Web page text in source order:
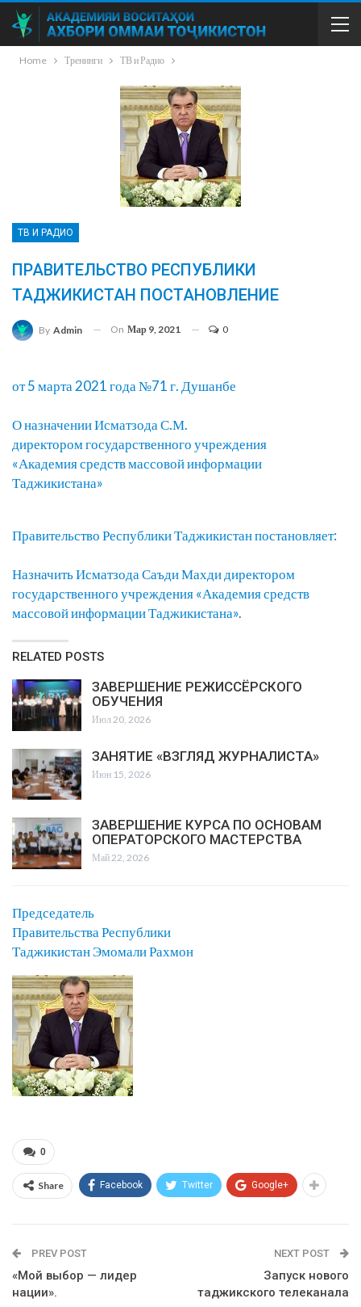
Home Тренинги ТВ и Радио
ТВ И РАДИО
ПРАВИТЕЛЬСТВО РЕСПУБЛИКИ
ТАДЖИКИСТАН ПОСТАНОВЛЕНИЕ
By Admin On Мар 9, 2021 0
от 5 марта 2021 года №71 г. Душанбе
О назначении Исматзода С.М.
директором государственного учреждения
«Академия средств массовой информации
Таджикистана»
Правительство Республики Таджикистан постановляет:
Назначить Исматзода Саъди Махди директором
государственного учреждения «Академия средств
массовой информации Таджикистана».
RELATED POSTS
ЗАВЕРШЕНИЕ РЕЖИССЁРСКОГО
ОБУЧЕНИЯ
Июл 20, 2026
ЗАНЯТИЕ «ВЗГЛЯД ЖУРНАЛИСТА»
Июн 15, 2026
ЗАВЕРШЕНИЕ КУРСА ПО ОСНОВАМ
ОПЕРАТОРСКОГО МАСТЕРСТВА
Май 22, 2026
Председатель
Правительства Республики
Таджикистан Эмомали Рахмон
0
Share Facebook Twitter Google+
PREV POST
«Мой выбор — лидер
нации».
NEXT POST
Запуск нового
таджикского телеканала